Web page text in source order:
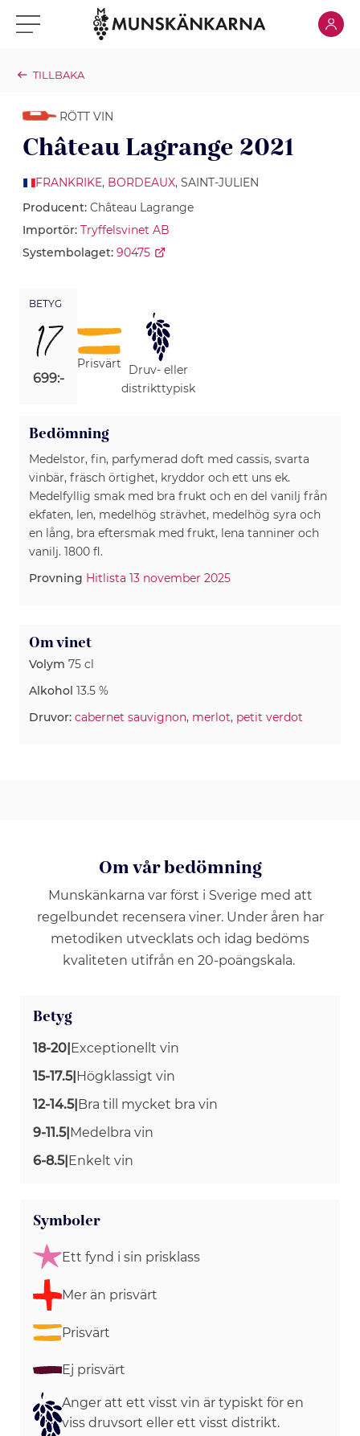
Klicka för meny Klicka
TILLBAKA
RÖTT VIN
Château Lagrange 2021
FRANKRIKE, BORDEAUX, SAINT-JULIEN
Producent: Château Lagrange
Importör: Tryffelsvinet AB
Systembolaget: 90475
BETYG
17
699:-
Prisvärt
Druv- eller
distrikttypisk
Bedömning
Medelstor, fin, parfymerad doft med cassis, svarta
vinbär, fräsch örtighet, kryddor och ett uns ek.
Medelfyllig smak med bra frukt och en del vanilj från
ekfaten, len, medelhög strävhet, medelhög syra och
en lång, bra eftersmak med frukt, lena tanniner och
vanilj. 1800 fl.
Provning Hitlista 13 november 2025
Om vinet
Volym 75 cl
Alkohol 13.5 %
Druvor: cabernet sauvignon, merlot, petit verdot
Om vår bedömning
Munskänkarna var först i Sverige med att
regelbundet recensera viner. Under åren har
metodiken utvecklats och idag bedöms
kvaliteten utifrån en 20-poängskala.
Betyg
18-20|Exceptionellt vin
15-17.5|Högklassigt vin
12-14.5|Bra till mycket bra vin
9-11.5|Medelbra vin
6-8.5|Enkelt vin
Symboler
Ett fynd i sin prisklass
Mer än prisvärt
Prisvärt
Ej prisvärt
Anger att ett visst vin är typiskt för en
viss druvsort eller ett visst distrikt.